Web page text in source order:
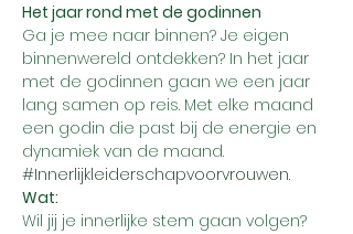
Het jaar rond met de godinnen
Ga je mee naar binnen? Je eigen
binnenwereld ontdekken? In het jaar
met de godinnen gaan we een jaar
lang samen op reis. Met elke maand
een godin die past bij de energie en
dynamiek van de maand.
#Innerlijkleiderschapvoorvrouwen.
Wat:
Wil jij je innerlijke stem gaan volgen?